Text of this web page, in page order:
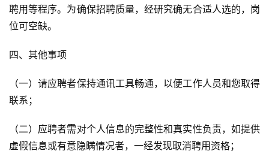
聘用等程序。为确保招聘质量，经研究确无合适人选的，岗
位可空缺。
四、其他事项
（一）请应聘者保持通讯工具畅通，以便工作人员和您取得
联系；
（二）应聘者需对个人信息的完整性和真实性负责，如提供
虚假信息或有意隐瞒情况者，一经发现取消聘用资格；